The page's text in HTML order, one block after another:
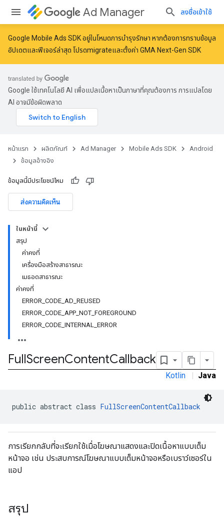
Ad Manager ลงชื่อเข้าใช้
Google Mobile Ads SDK อยู่ในโหมดการบำรุงรักษา หากต้องการทราบข้อมูล
อัปเดตและฟีเจอร์ล่าสุด โปรดmigrateและตั้งค่า GMA Next-Gen SDK
Google ใช้เทคโนโลยี AI เพื่อแปลเนื้อหาเป็นภาษาที่คุณต้องการ การแปลโดย
AI อาจมีข้อผิดพลาด
หน้าแรก ผลิตภัณฑ์ Ad Manager Mobile Ads SDK
Android
ข้อมูลอ้างอิง
ข้อมูลนี้มีประโยชน์ไหม
ส่งความคิดเห็น
ในหน้านี้
สรุป
ค่าคงที่
เครื่องมือสร้างสาธารณะ
เมธอดสาธารณะ
ค่าคงที่
ERROR_CODE_AD_REUSED
ERROR_CODE_APP_NOT_FOREGROUND
ERROR_CODE_INTERNAL_ERROR
FullScreenContentCallback
Kotlin | Java
public abstract class FullScreenContentCallback
การเรียกกลับที่จะเรียกใช้เมื่อโฆษณาแสดงและปิดเนื้อหาแบบเต็ม
หน้าจอ เช่น ประสบการณ์โฆษณาแบบเต็มหน้าจอหรือเบราว์เซอร์ใน
แอป
สรุป